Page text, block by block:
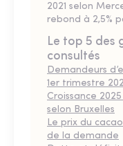
2021 selon
rebond à 2,5%
Le top 5 des
consultés
Demandeurs
1er trimestre
Croissance
selon Bruxelles
Le prix du
de la demande